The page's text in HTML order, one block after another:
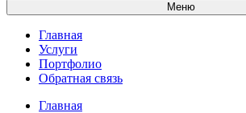
Меню
Главная
Услуги
Портфолио
Обратная связь
Главная